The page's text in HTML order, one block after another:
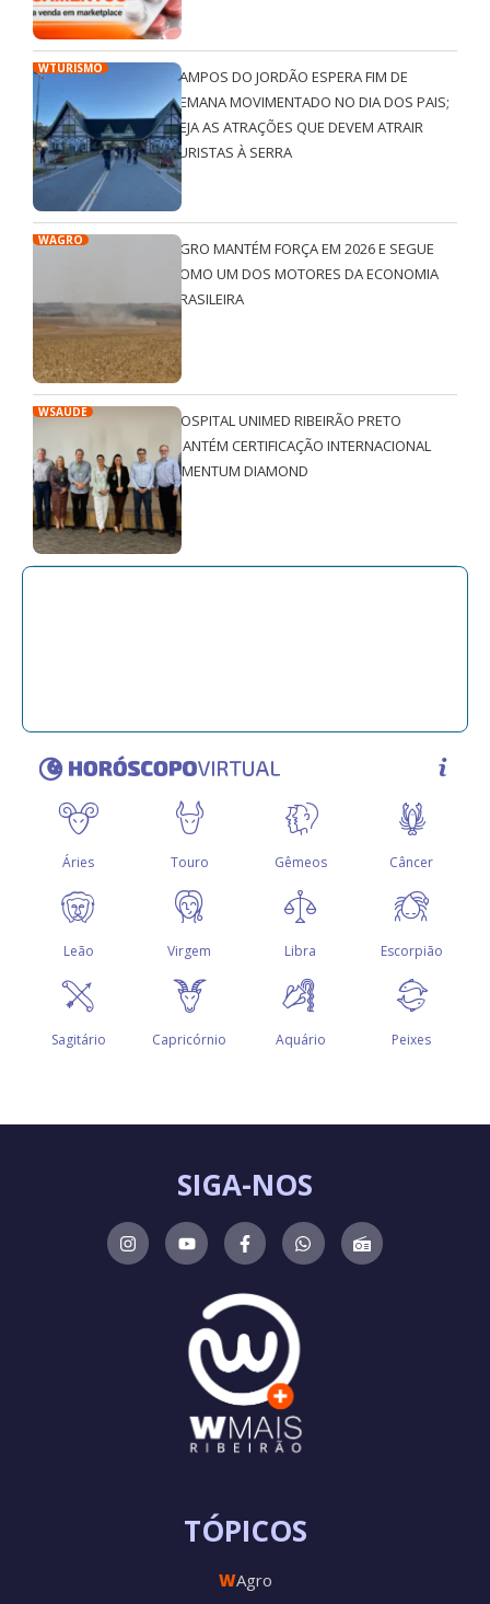
WTURISMO
CAMPOS DO JORDÃO ESPERA FIM DE
SEMANA MOVIMENTADO NO DIA DOS PAIS;
VEJA AS ATRAÇÕES QUE DEVEM ATRAIR
TURISTAS À SERRA
WAGRO
AGRO MANTÉM FORÇA EM 2026 E SEGUE
COMO UM DOS MOTORES DA ECONOMIA
BRASILEIRA
WSAÚDE
HOSPITAL UNIMED RIBEIRÃO PRETO
MANTÉM CERTIFICAÇÃO INTERNACIONAL
QMENTUM DIAMOND
TÓPICOS
WAgro
SIGA-NOS